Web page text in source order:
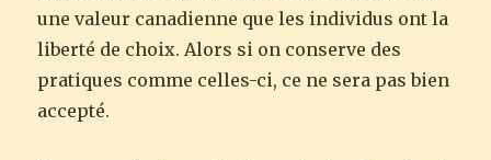
une valeur canadienne que les individus ont la
liberté de choix. Alors si on conserve des
pratiques comme celles-ci, ce ne sera pas bien
accepté.